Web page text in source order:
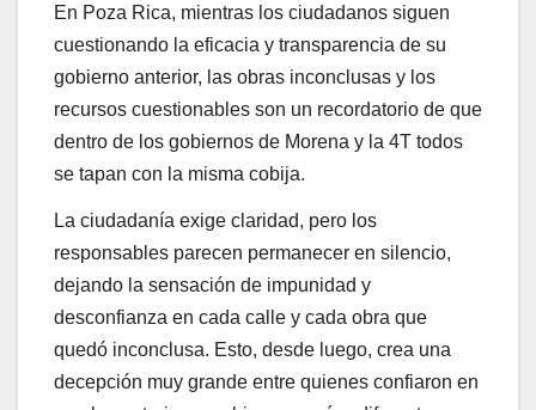
En Poza Rica, mientras los ciudadanos siguen
cuestionando la eficacia y transparencia de su
gobierno anterior, las obras inconclusas y los
recursos cuestionables son un recordatorio de que
dentro de los gobiernos de Morena y la 4T todos
se tapan con la misma cobija.
La ciudadanía exige claridad, pero los
responsables parecen permanecer en silencio,
dejando la sensación de impunidad y
desconfianza en cada calle y cada obra que
quedó inconclusa. Esto, desde luego, crea una
decepción muy grande entre quienes confiaron en